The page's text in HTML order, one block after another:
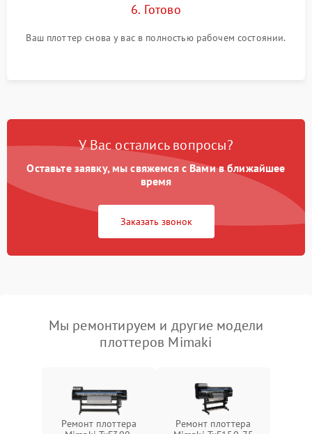
6. Готово
Ваш плоттер снова у вас в полностью рабочем состоянии.
У Вас остались вопросы?
Оставьте заявку, мы свяжемся с Вами в ближайшее
время
Заказать звонок
Мы ремонтируем и другие модели
плоттеров Mimaki
Ремонт плоттера
Ремонт плоттера